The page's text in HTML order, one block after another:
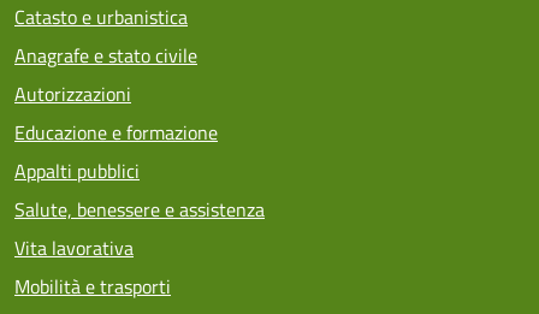
Catasto e urbanistica
Anagrafe e stato civile
Autorizzazioni
Educazione e formazione
Appalti pubblici
Salute, benessere e assistenza
Vita lavorativa
Mobilità e trasporti